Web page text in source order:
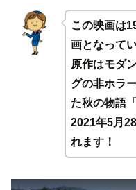
この映画は
画となってい
原作はモダ
グの非ホラ
た秋の物語
2021年5月
れます！